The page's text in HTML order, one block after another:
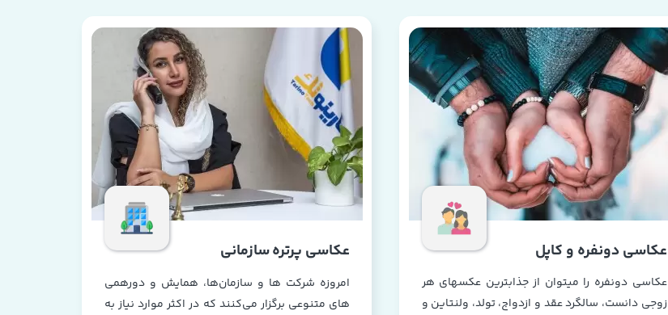
عکاسی دونفره را میتوان از جذابترین عکسهای هر
زوجی دانست، سالگرد عقد و ازدواج، تولد، ولنتاین و
عکاسی دونفره و کاپل
امروزه شرکت ها و سازمان‌ها، همایش‌ و دورهمی
های متنوعی برگزار می‌کنند که در اکثر موارد نیاز به
عکاسی پرتره سازمانی